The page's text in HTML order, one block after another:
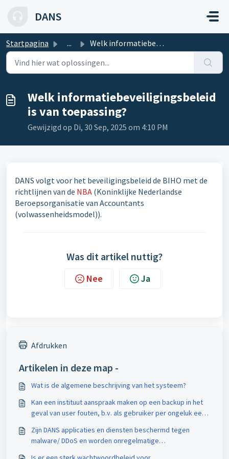
DANS
Startpagina ... Welk informatiebeveiligingsbeleid is van toepassing?
Welk informatiebeveiligingsbeleid
is van toepassing?
Gewijzigd op Di, 30 Sep, 2025 om 4:10 PM
DANS volgt voor het beveiligingsbeleid de BIHO met de
richtlijnen van de NBA (Koninklijke Nederlandse
Beroepsorganisatie van Accountants
(volwassenheidsmodel)).
Was dit artikel nuttig?
Nee Ja
Afdrukken
Artikelen in deze map -
Wat is de algemene beschrijving van het systeem?
Kan een instituut aanspraak maken op een backup in het
geval van user fouten, b.v. als gebruiker per ongeluk een
Zijn DANS applicaties en diensten beschermd tegen
malware/ DDoS en worden onregelmatige